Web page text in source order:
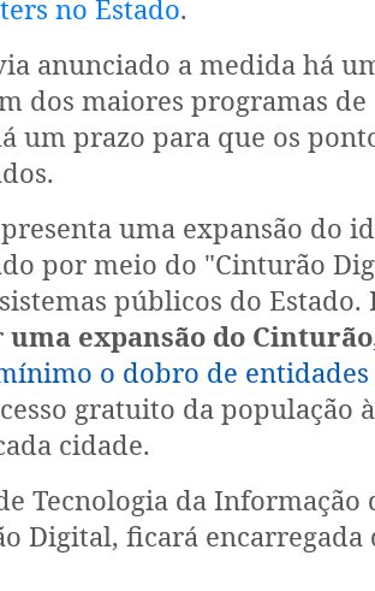
no Estado.
anunciado a medida há
dos maiores programas
um prazo para que os
uma expansão do
por meio do "Cinturão
públicos do
uma expansão do Cinturão
o dobro de
gratuito da população
cidade.
Tecnologia da Informação
Digital, ficará